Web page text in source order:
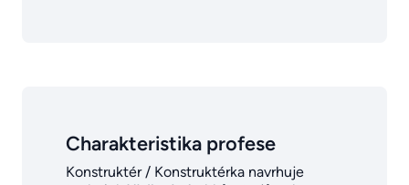
Charakteristika profese
Konstruktér / Konstruktérka navrhuje